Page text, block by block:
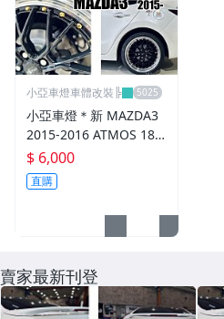
大燈框.後燈框.側燈框.霧燈框
煞車油門踏板.冷光迎賓踏板
排氣管.內龜板.下護板.擋泥板
牌照燈.室內燈.照地燈
原廠改裝水箱罩.通風網
車用精品百貨類.各車系晴雨窗
小亞車燈車體改裝╠
小亞車燈＊新 MAZDA3
2015-2016 ATMOS 18
吋 鋁圈 輪框 18*8.5 5/1
08 ET40 5孔108 銀黑車
邊 鉚釘款
$ 6,000
直購
賣家最新刊登